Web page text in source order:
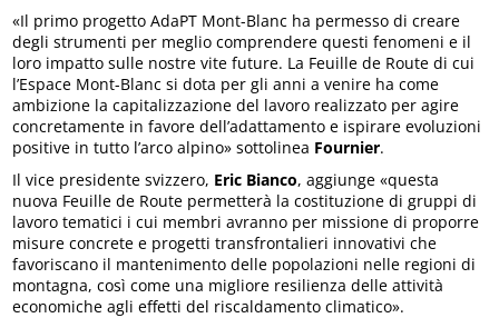
«Il primo progetto AdaPT Mont-Blanc ha permesso di creare
degli strumenti per meglio comprendere questi fenomeni e il
loro impatto sulle nostre vite future. La Feuille de Route di cui
l’Espace Mont-Blanc si dota per gli anni a venire ha come
ambizione la capitalizzazione del lavoro realizzato per agire
concretamente in favore dell’adattamento e ispirare evoluzioni
positive in tutto l’arco alpino» sottolinea Fournier.
Il vice presidente svizzero, Eric Bianco, aggiunge «questa
nuova Feuille de Route permetterà la costituzione di gruppi di
lavoro tematici i cui membri avranno per missione di proporre
misure concrete e progetti transfrontalieri innovativi che
favoriscano il mantenimento delle popolazioni nelle regioni di
montagna, così come una migliore resilienza delle attività
economiche agli effetti del riscaldamento climatico».